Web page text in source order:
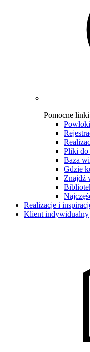
Pomocne linki
Pliki do
Baza
Gdzie
Znajdź
Realizacje i
Klient indywidualny